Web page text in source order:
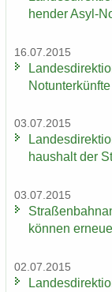
hen­der Asyl-​
16.07.2015
03.07.2015
haus­halt der
03.07.2015
kön­nen
02.07.2015